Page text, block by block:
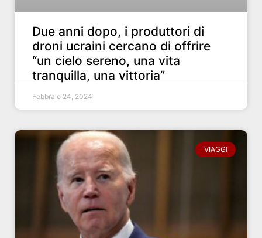
Due anni dopo, i produttori di
droni ucraini cercano di offrire
“un cielo sereno, una vita
tranquilla, una vittoria”
Febbraio 24, 2024
VIAGGI